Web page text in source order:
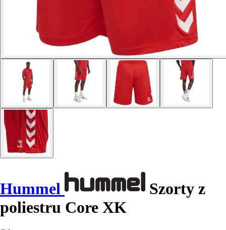
Hummel
Szorty z
poliestru Core XK